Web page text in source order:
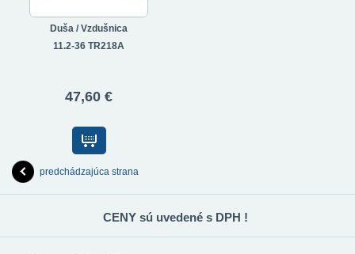
Duša / Vzdušnica
11.2-36 TR218A
47,60 €
predchádzajúca strana
CENY sú uvedené s DPH !